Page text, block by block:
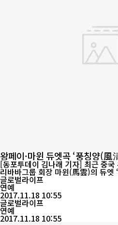
왕페이·마윈 듀엣곡 ‘풍칭양(風
[동포투데이 김나래 기자] 최근 중
리바바그룹 회장 마윈(馬雲)의 듀엣
트(微信朋友圈)에서 화제가 되고 있다. 마 회장은 “마윈, 네가
래를 잘 부르면 모두가 기쁘지 않겠
두가 기뻐할 것이다”고 농을 던졌다. 펑칭양은 영화 궁서우다오(功
守道)의 OST로 지난 4일 정식으로
과정에...
글로벌라이프
연예
2017.11.18 10:55
글로벌라이프
연예
2017.11.18 10:55